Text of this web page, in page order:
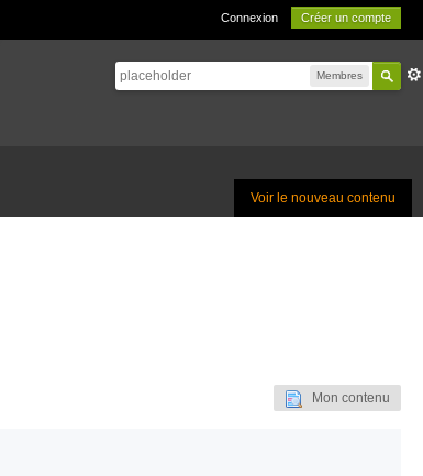
Connexion Créer un compte
Membres
Voir le nouveau contenu
Mon contenu